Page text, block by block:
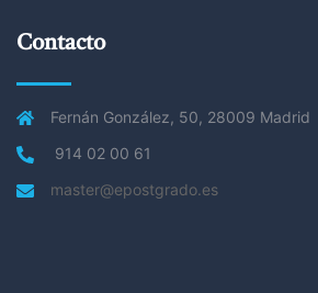
Contacto
Fernán González, 50, 28009 Madrid
914 02 00 61
master@epostgrado.es